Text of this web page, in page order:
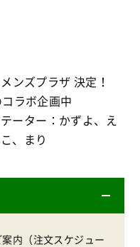
ンズプラザ 決定！
ラボ企画中
ーター：かずよ、え
、まり
内（注文スケジュー